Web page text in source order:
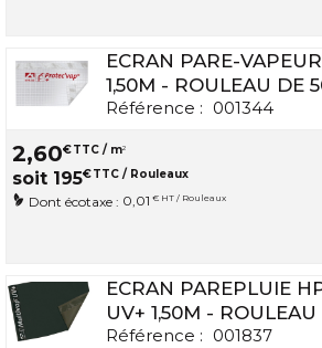
ECRAN PARE-
1,50M - ROULEAU DE
Référence : 001344
2,60€TTC / m2
soit 195€TTC / Rouleaux
Dont écotaxe : 0,01 € HT / Rouleaux
ECRAN PAREPLUIE
UV+ 1,50M -
Référence : 001837